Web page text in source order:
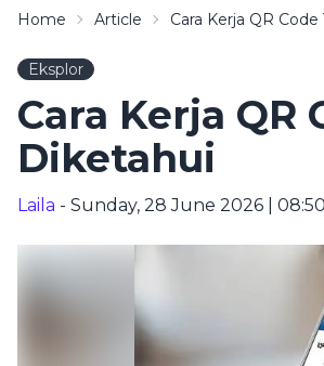
Home Article Cara Kerja QR
Eksplor
Cara Kerja QR
Diketahui
Laila - Sunday, 28 June 2026 |